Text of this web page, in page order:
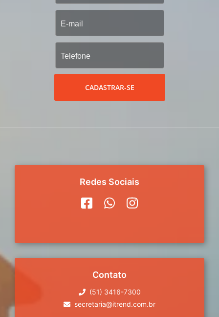
CADASTRAR-SE
Redes Sociais
Contato
(51) 3416-7300
secretaria@itrend.com.br